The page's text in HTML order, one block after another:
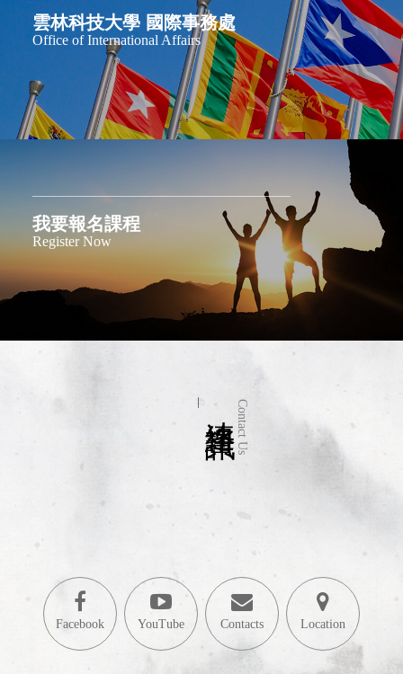
雲林科技大學 國際事務處
Office of International Affairs
我要報名課程
Register Now
Contact Us
Facebook YouTube Contacts Location